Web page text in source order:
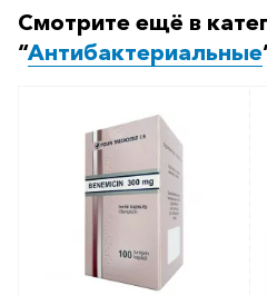
Колистин 1млн МЕ
Как оформить
Вы можете заказать
аптеку-партнёра в вашем
можете оформить
заказать по телефону
8
с любого телефона по РФ)
Смотрите ещё в
“Антибактериальные